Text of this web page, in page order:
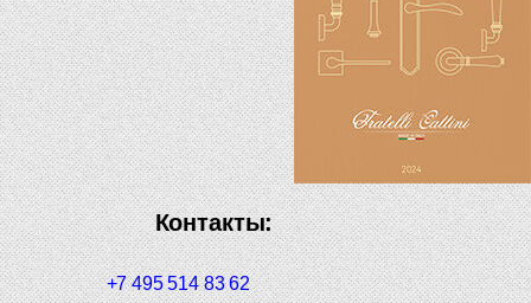
Контакты:
+7 495 514 83 62